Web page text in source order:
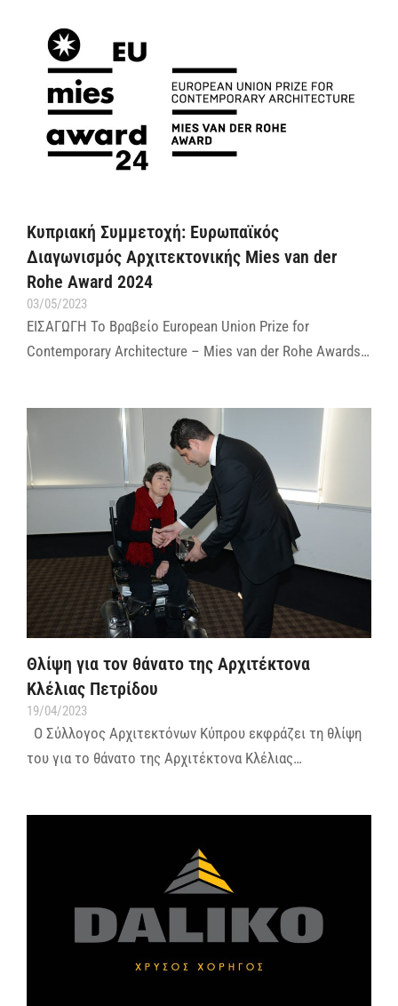
Κυπριακή Συμμετοχή: Ευρωπαϊκός
Διαγωνισμός Αρχιτεκτονικής Mies van der
Rohe Award 2024
03/05/2023
ΕΙΣΑΓΩΓΗ Το Βραβείο European Union Prize for
Contemporary Architecture – Mies van der Rohe Awards…
Θλίψη για τον θάνατο της Αρχιτέκτονα
Κλέλιας Πετρίδου
19/04/2023
Ο Σύλλογος Αρχιτεκτόνων Κύπρου εκφράζει τη θλίψη
του για το θάνατο της Αρχιτέκτονα Κλέλιας…